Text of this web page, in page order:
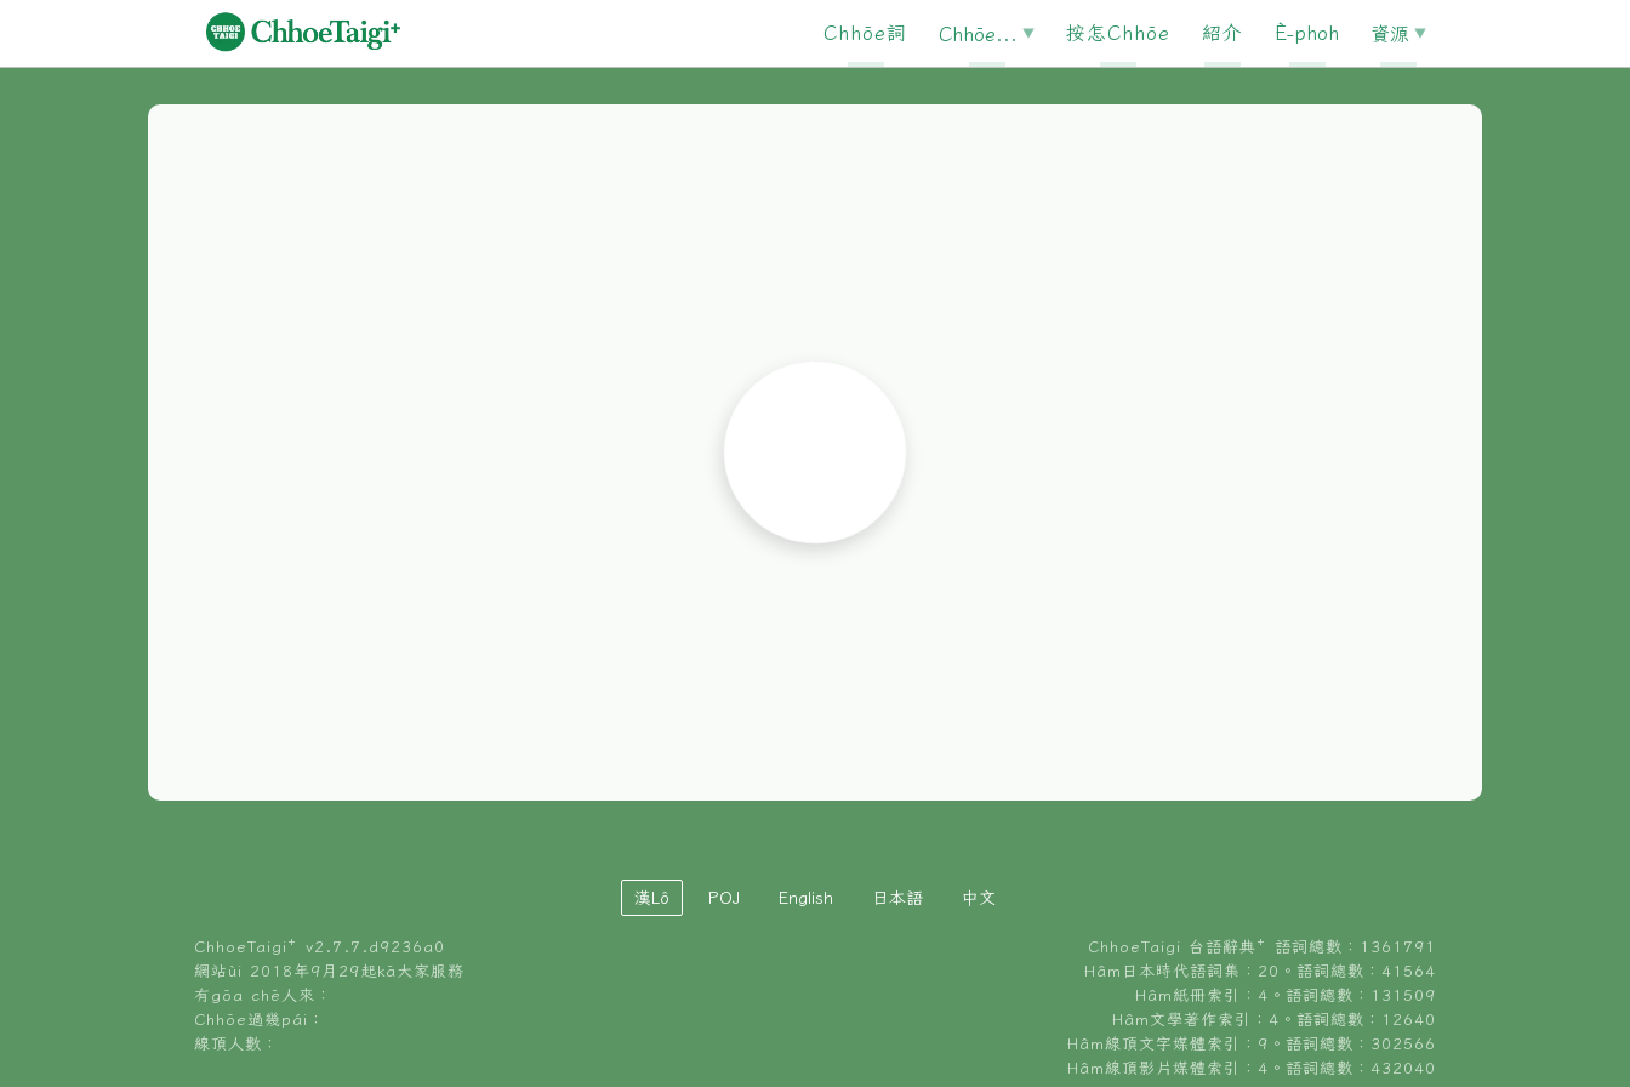
Chhōe詞 Chhōe... 按怎Chhōe 紹介 È-phoh 資源
漢Lô POJ English 日本語 中文
ChhoeTaigi⁺ v2.7.7.d9236a0
網站ùi 2018年9月29起kā大家服務
有gōa chē人來：
Chhōe過幾pái：
線頂人數：
ChhoeTaigi 台語辭典⁺ 語詞總數：1361791
Hâm日本時代語詞集：20。語詞總數：41564
Hâm紙冊索引：4。語詞總數：131509
Hâm文學著作索引：4。語詞總數：12640
Hâm線頂文字媒體索引：9。語詞總數：302566
Hâm線頂影片媒體索引：4。語詞總數：432040